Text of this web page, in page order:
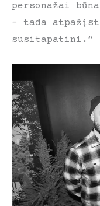
personažai
– tada
susitapatini.“